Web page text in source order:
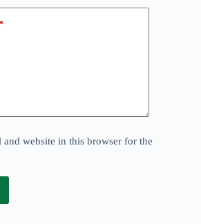
and website in this browser for the